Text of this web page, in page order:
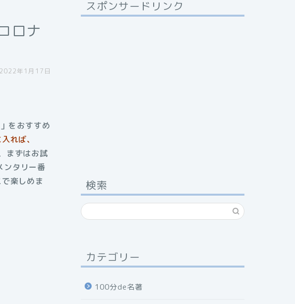
ロナ
年1月17日
をおすすめ
れば、
まずはお試
ンタリー番
楽しめま
スポンサードリンク
検索
カテゴリー
100分de名著